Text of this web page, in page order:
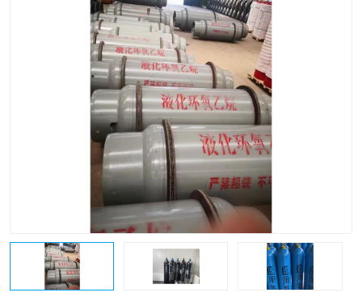
环氧乙烷灭菌剂 高纯氩气